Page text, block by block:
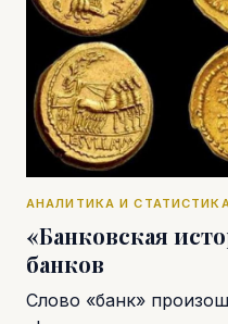
АНАЛИТИКА И
«Банковская
банков
Слово «банк»